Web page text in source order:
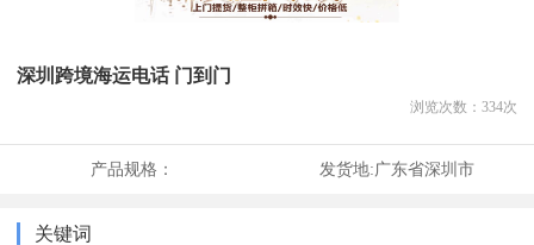
深圳跨境海运电话 门到门
浏览次数： 334次
产品规格： 发货地:广东省深圳市
关键词